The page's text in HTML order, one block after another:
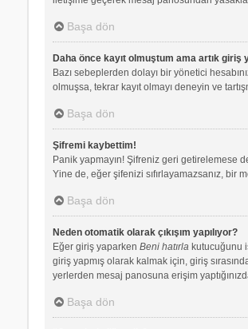
Başa dön
Daha önce kayıt olmuştum ama artık giriş
Bazı sebeplerden dolayı bir yönetici
olmuşsa, tekrar kayıt olmayı deneyin ve
Başa dön
Şifremi kaybettim!
Panik yapmayın! Şifreniz geri getirelemese
Yine de, eğer şifenizi sıfırlayamazsanız, bir
Başa dön
Neden otomatik olarak çıkışım yapılıyor?
Eğer giriş yaparken Beni hatırlakutucuğunu
giriş yapmış olarak kalmak için, giriş
yerlerden mesaj panosuna erişim
Başa dön